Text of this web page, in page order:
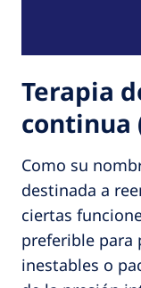
Terapia
continua
Como su
destinada a
ciertas
preferible para
inestables o